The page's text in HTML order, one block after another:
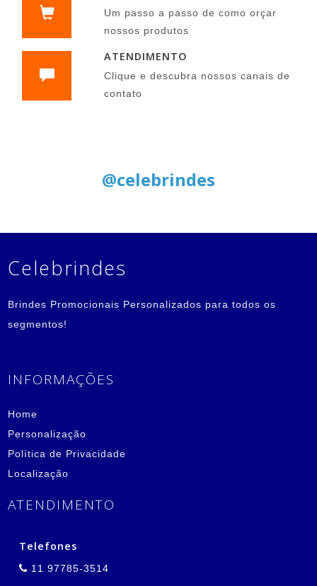
Um passo a passo de como orçar
nossos produtos
ATENDIMENTO
Clique e descubra nossos canais de
contato
@celebrindes
Celebrindes
Brindes Promocionais Personalizados para todos os
segmentos!
INFORMAÇÕES
Home
Personalização
Política de Privacidade
Localização
ATENDIMENTO
Telefones
11 97785-3514